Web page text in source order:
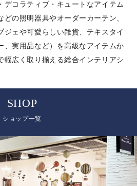
デコラティブ・キュートなアイテム
どの照明器具やオーダーカーテン、
ジェや可愛らしい雑貨、テキスタイ
、実用品など）を高級なアイテムか
幅広く取り揃える総合インテリアシ
SHOP
ショップ一覧